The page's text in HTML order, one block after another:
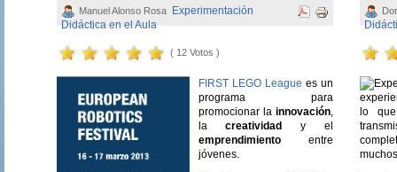
Manuel Alonso Rosa
Experimentación
Didáctica en el Aula
( 12 Votos )
FIRST LEGO League es un
programa para
promocionar la innovación,
lacreatividad
y el
emprendimientoentre
jóvenes.
lo